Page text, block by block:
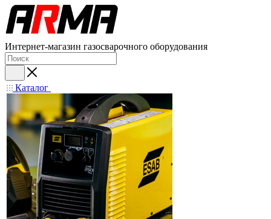
Интернет-магазин газосварочного оборудования
Каталог